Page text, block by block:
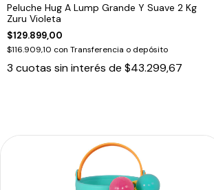
Peluche Hug A Lump Grande Y Suave 2 Kg
Zuru Violeta
$129.899,00
$116.909,10 con Transferencia o depósito
3 cuotas sin interés de $43.299,67